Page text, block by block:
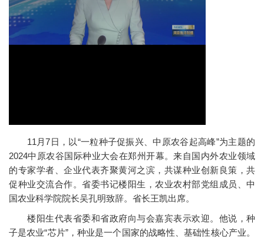
11月7日，以“一粒种子促振兴、中原农谷起高峰”为主题的
2024中原农谷国际种业大会在郑州开幕。来自国内外农业领域
的专家学者、企业代表齐聚黄河之滨，共谋种业创新良策，共
促种业交流合作。省委书记楼阳生，农业农村部党组成员、中
国农业科学院院长吴孔明致辞。省长王凯出席。
楼阳生代表省委和省政府向与会嘉宾表示欢迎。他说，种
子是农业“芯片”，种业是一个国家的战略性、基础性核心产业。